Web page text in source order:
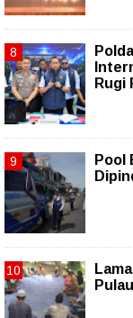
Rugi
Pool